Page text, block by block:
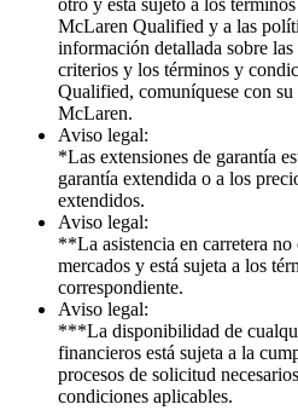
McLaren Qualified y a las
información detallada sobre
criterios y los términos y
Qualified, comuníquese con
McLaren.
Aviso legal:
*Las extensiones de garantía
garantía extendida o a los
extendidos.
Aviso legal:
**La asistencia en carretera
mercados y está sujeta a los
correspondiente.
Aviso legal:
***La disponibilidad de
financieros está sujeta a la
procesos de solicitud
condiciones aplicables.